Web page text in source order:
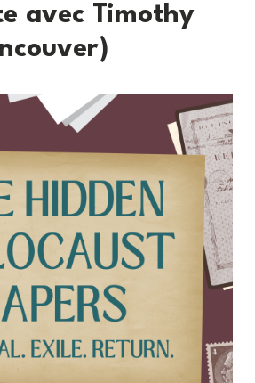
avec Timothy